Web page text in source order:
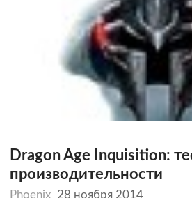
Dragon Age Inquisition:
производительности
Phoenix 28 ноября 2014